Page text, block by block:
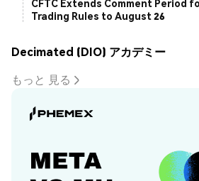
CFTC Extends Comment Period
Trading Rules to August 26
Decimated (DIO) アカデミー
もっと 見る